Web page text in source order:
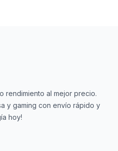
rendimiento al mejor precio.
y gaming con envío rápido y
hoy!